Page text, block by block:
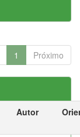
1 Próximo
Autor